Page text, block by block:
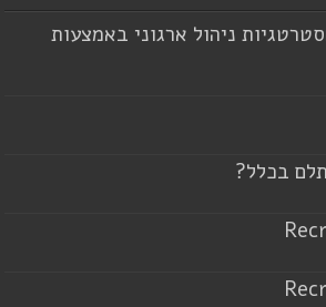
ניהול ארגוני באמצעות
בכלל?